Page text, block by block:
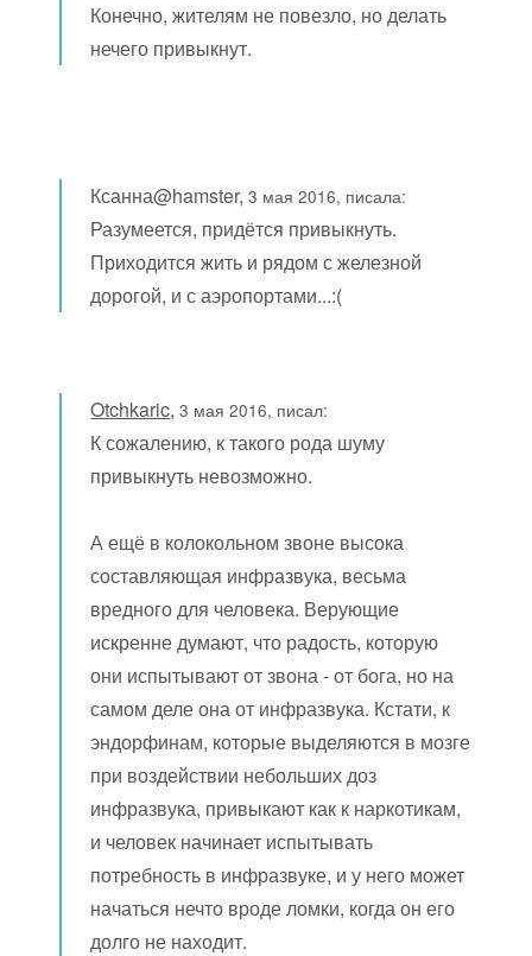
Конечно, жителям не повезло, но делать
нечего привыкнут.
Ксанна@hamster,3 мая 2016, писала:
Разумеется, придётся привыкнуть.
Приходится жить и рядом с железной
дорогой, и с аэропортами...:(
Otchkaric,3 мая 2016, писал:
К сожалению, к такого рода шуму
привыкнуть невозможно.
А ещё в колокольном звоне высока
составляющая инфразвука, весьма
вредного для человека. Верующие
искренне думают, что радость, которую
они испытывают от звона - от бога, но на
самом деле она от инфразвука. Кстати, к
эндорфинам, которые выделяются в мозге
при воздействии небольших доз
инфразвука, привыкают как к наркотикам,
и человек начинает испытывать
потребность в инфразвуке, и у него может
начаться нечто вроде ломки, когда он его
долго не находит.